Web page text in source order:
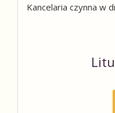
Kancelaria czynna w